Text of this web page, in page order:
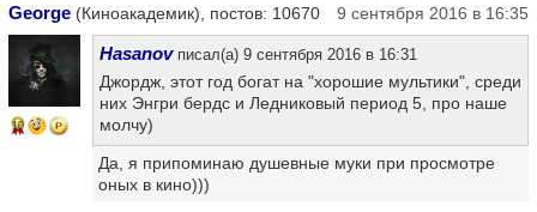
George (Киноакадемик), постов: 10670 9 сентября 2016 в 16:35
10
Hasanovписал(а) 9 сентября 2016 в 16:31
Джордж, этот год богат на "хорошие мультики", среди
них Энгри бердс и Ледниковый период 5, про наше
молчу)
Да, я припоминаю душевные муки при просмотре
оных в кино)))